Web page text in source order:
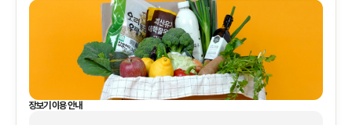
장보기 이용 안내